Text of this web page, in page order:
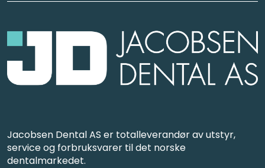
Jacobsen Dental AS er totalleverandør av utstyr,
service og forbruksvarer til det norske
dentalmarkedet.